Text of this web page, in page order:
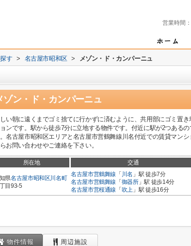
営業時間：
す > 名古屋市昭和区 > メゾン・ド・カンパーニュ
ゾン・ド・カンパーニュ
い朝に遠くまでゴミ捨てに行かずに済むように、共用部にゴミ置
ンです。駅から徒歩7分に立地する物件です。付近に駅が2つある
名古屋市昭和区エリアと名古屋市営鶴舞線川名付近での賃貸マン
お問い合わせやご連絡を下さい。
所在地 交通
県名古屋市昭和区川名町
目93-5
名古屋市営鶴舞線 「 川名 」駅 徒歩7分
名古屋市営鶴舞線 「 御器所」駅 徒歩14分
名古屋市営桜通線 「 吹上 」駅 徒歩16分
物件情報 周辺施設